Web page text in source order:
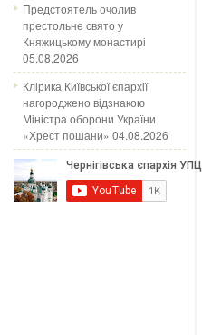
Предстоятель очолив
престольне свято у
Княжицькому монастирі
05.08.2026
Клірика Київської єпархії
нагороджено відзнакою
Міністра оборони України
«Хрест пошани» 04.08.2026